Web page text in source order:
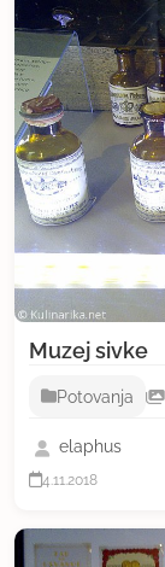
Muzej sivke
Potovanja
elaphus
4.11.2018